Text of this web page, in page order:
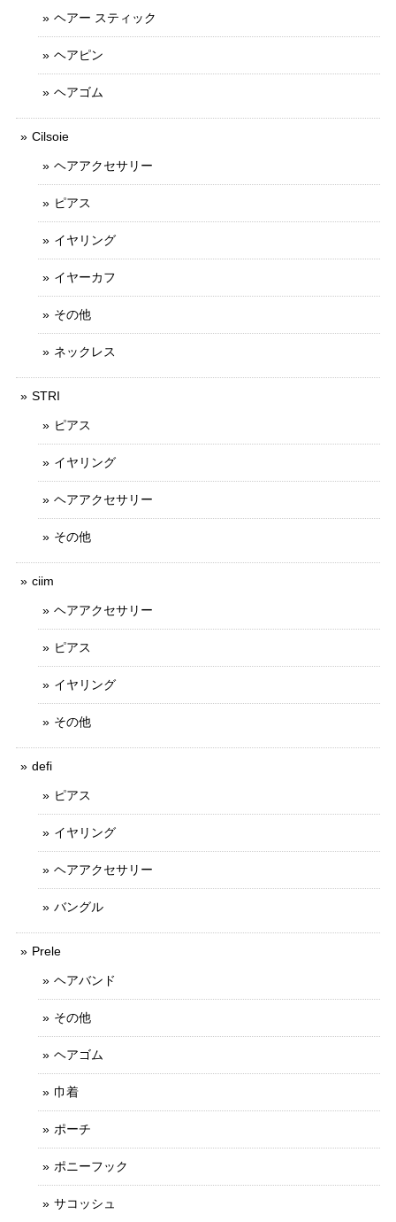
ヘアー スティック
ヘアピン
ヘアゴム
Cilsoie
ヘアアクセサリー
ピアス
イヤリング
イヤーカフ
その他
ネックレス
STRI
ピアス
イヤリング
ヘアアクセサリー
その他
ciim
ヘアアクセサリー
ピアス
イヤリング
その他
defi
ピアス
イヤリング
ヘアアクセサリー
バングル
Prele
ヘアバンド
その他
ヘアゴム
巾着
ポーチ
ポニーフック
サコッシュ